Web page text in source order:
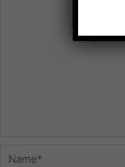
Name*